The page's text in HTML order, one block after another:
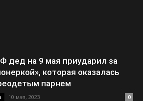
дед на 9 мая приударил за
которая оказалась
парнем
10 мая, 2023 0